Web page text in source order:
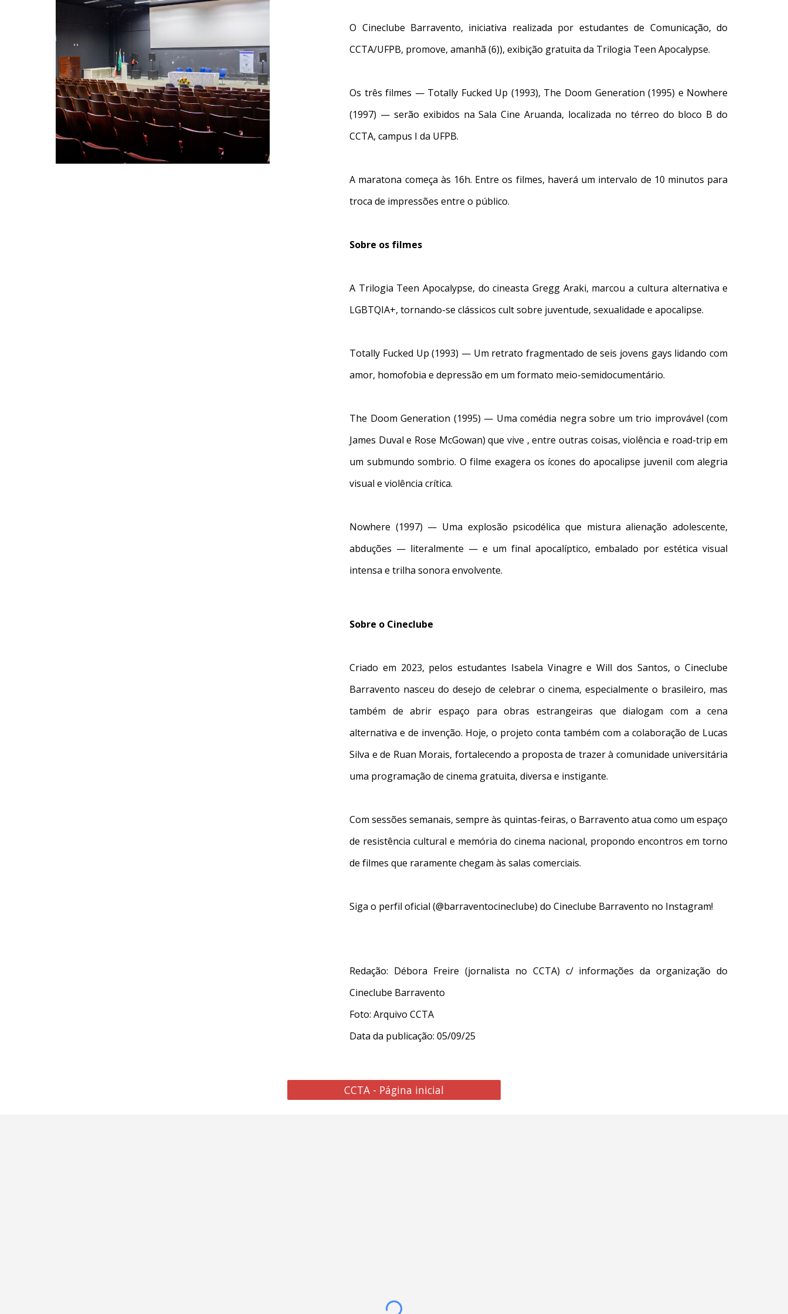
O Cineclube Barravento, iniciativa realizada por estudantes de Comunicação, do
CCTA/UFPB, promove, amanhã (6)), exibição gratuita da Trilogia Teen Apocalypse.
Os três filmes — Totally Fucked Up (1993), The Doom Generation (1995) e Nowhere
(1997) — serão exibidos na Sala Cine Aruanda, localizada no térreo do bloco B do
CCTA, campus I da UFPB.
A maratona começa às 16h. Entre os filmes, haverá um intervalo de 10 minutos para
troca de impressões entre o público.
Sobre os filmes
A Trilogia Teen Apocalypse, do cineasta Gregg Araki, marcou a cultura alternativa e
LGBTQIA+, tornando-se clássicos cult sobre juventude, sexualidade e apocalipse.
Totally Fucked Up (1993) — Um retrato fragmentado de seis jovens gays lidando com
amor, homofobia e depressão em um formato meio-semidocumentário.
The Doom Generation (1995) — Uma comédia negra sobre um trio improvável (com
James Duval e Rose McGowan) que vive , entre outras coisas, violência e road-trip em
um submundo sombrio. O filme exagera os ícones do apocalipse juvenil com alegria
visual e violência crítica.
Nowhere (1997) — Uma explosão psicodélica que mistura alienação adolescente,
abduções — literalmente — e um final apocalíptico, embalado por estética visual
intensa e trilha sonora envolvente.
Sobre o Cineclube
Criado em 2023, pelos estudantes Isabela Vinagre e Will dos Santos, o Cineclube
Barravento nasceu do desejo de celebrar o cinema, especialmente o brasileiro, mas
também de abrir espaço para obras estrangeiras que dialogam com a cena
alternativa e de invenção. Hoje, o projeto conta também com a colaboração de Lucas
Silva e de Ruan Morais, fortalecendo a proposta de trazer à comunidade universitária
uma programação de cinema gratuita, diversa e instigante.
Com sessões semanais, sempre às quintas-feiras, o Barravento atua como um espaço
de resistência cultural e memória do cinema nacional, propondo encontros em torno
de filmes que raramente chegam às salas comerciais.
Siga o perfil oficial (@barraventocineclube) do Cineclube Barravento no Instagram!
Redação: Débora Freire (jornalista no CCTA) c/ informações da organização do
Cineclube Barravento
Foto: Arquivo CCTA
Data da publicação: 05/09/25
CCTA - Página inicial